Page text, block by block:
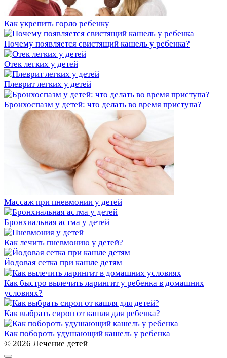
Как укрепить горло ребенку
Почему появляется свистящий кашель у ребенка?
Отек легких у детей
Плеврит легких у детей
Бронхоспазм у детей: что делать во время приступа?
Массаж при пневмонии у детей
Бронхиальная астма у детей
Как лечить пневмонию у детей?
Йодовая сетка при кашле детям
Как быстро вылечить ларингит у ребенка в домашних
условиях?
Как выбрать сироп от кашля для ребенка?
Как побороть удушающий кашель у ребенка
© 2026 Лечение детей